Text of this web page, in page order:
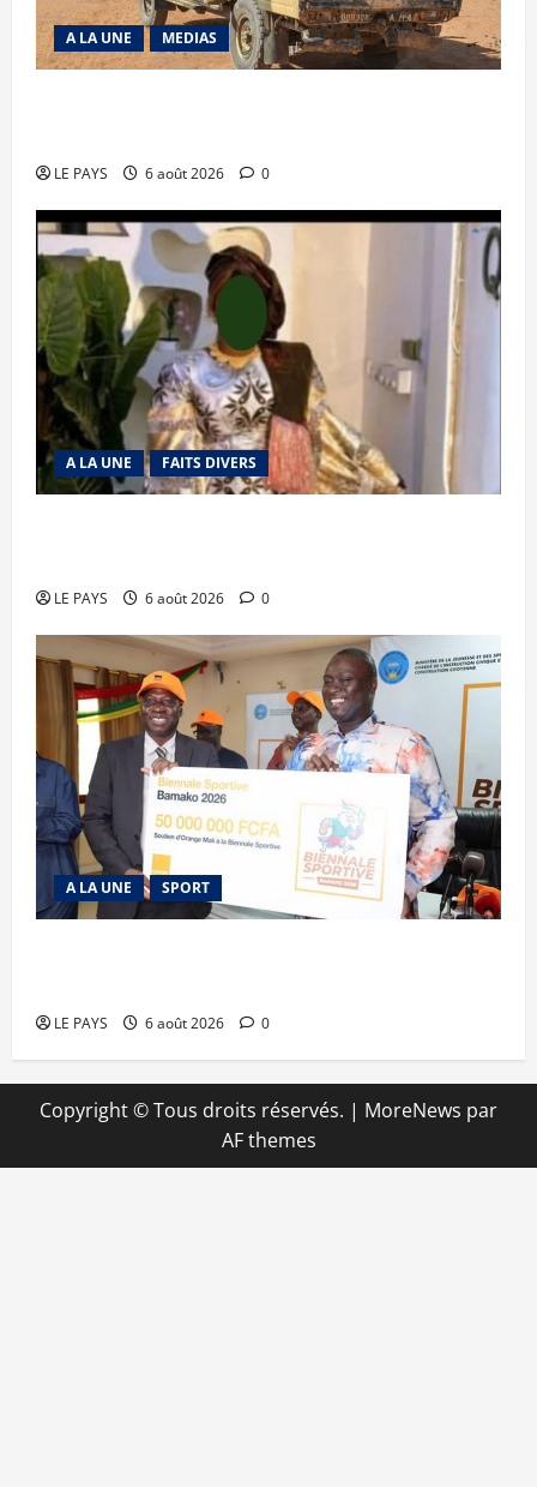
A LA UNE MEDIAS
LE PAYS 6 août 2026 0
A LA UNE FAITS DIVERS
LE PAYS 6 août 2026 0
A LA UNE SPORT
LE PAYS 6 août 2026 0
Copyright © Tous droits réservés. | MoreNews par
AF themes